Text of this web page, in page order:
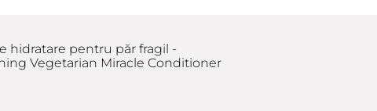
hidratare pentru păr fragil -
Vegetarian Miracle Conditioner